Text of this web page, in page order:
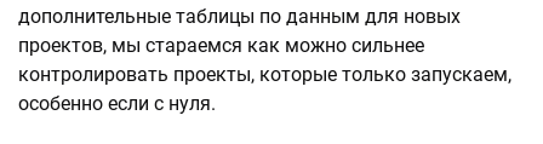
дополнительные таблицы по данным для новых
проектов, мы стараемся как можно сильнее
контролировать проекты, которые только запускаем,
особенно если с нуля.